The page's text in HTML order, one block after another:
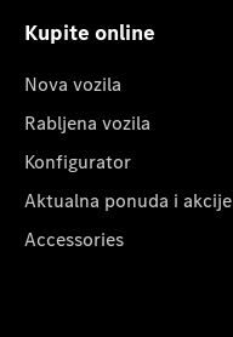
Kupite online
Nova vozila
Rabljena vozila
Konfigurator
Aktualna ponuda i akcije
Accessories